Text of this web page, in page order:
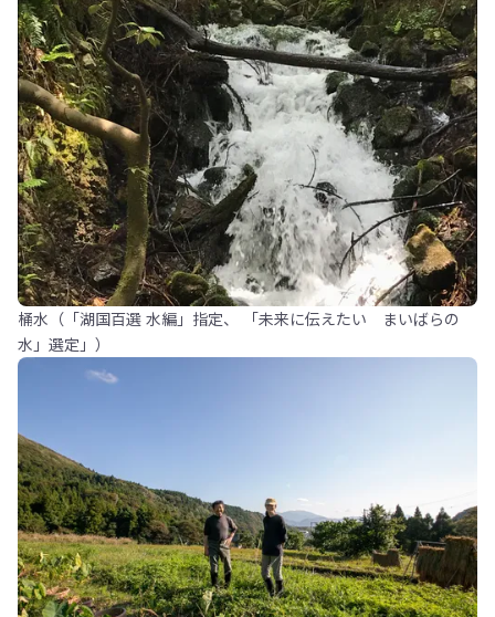
桶水（「湖国百選 水編」指定、 「未来に伝えたい まいばらの
水」選定」）